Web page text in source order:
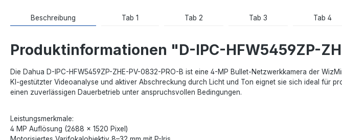
Beschreibung Tab 1 Tab 2 Tab 3 Tab 4
Produktinformationen "D-IPC-HFW5459ZP-
Die Dahua D-IPC-HFW5459ZP-ZHE-PV-0832-PRO-B ist eine 4-MP Bullet-Netzwerkkamera der
KI-gestützter Videoanalyse und aktiver Abschreckung durch Licht und Ton eignet sie sich ideal für
einen zuverlässigen Dauerbetrieb unter anspruchsvollen Bedingungen.
Leistungsmerkmale:
4 MP Auflösung (2688 × 1520 Pixel)